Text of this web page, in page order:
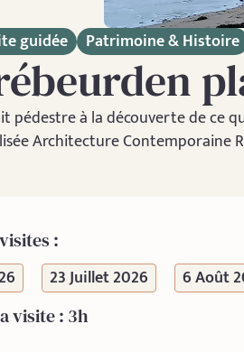
guidée Patrimoine & Histoire
pédestre à la découverte de ce
Architecture Contemporaine
:
23 Juillet 2026 6 Août
visite : 3h